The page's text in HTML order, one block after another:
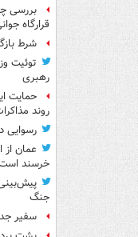
بررسی
قرارگاه
شرط
توئیت
رهبری
حمایت
روند
رسوایی
عمان از
خرسند
جنگ
سفیر